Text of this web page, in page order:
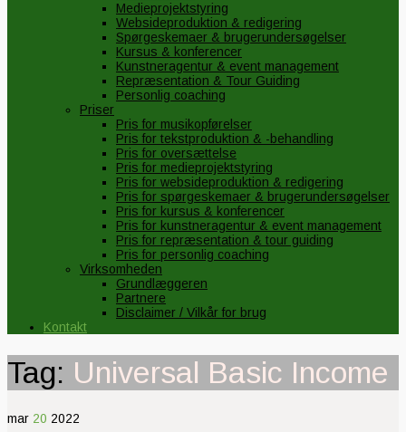
Medieprojektstyring
Websideproduktion & redigering
Spørgeskemaer & brugerundersøgelser
Kursus & konferencer
Kunstneragentur & event management
Repræsentation & Tour Guiding
Personlig coaching
Priser
Pris for musikopførelser
Pris for tekstproduktion & -behandling
Pris for oversættelse
Pris for medieprojektstyring
Pris for websideproduktion & redigering
Pris for spørgeskemaer & brugerundersøgelser
Pris for kursus & konferencer
Pris for kunstneragentur & event management
Pris for repræsentation & tour guiding
Pris for personlig coaching
Virksomheden
Grundlæggeren
Partnere
Disclaimer / Vilkår for brug
Kontakt
Tag: Universal Basic Income
mar 20 2022